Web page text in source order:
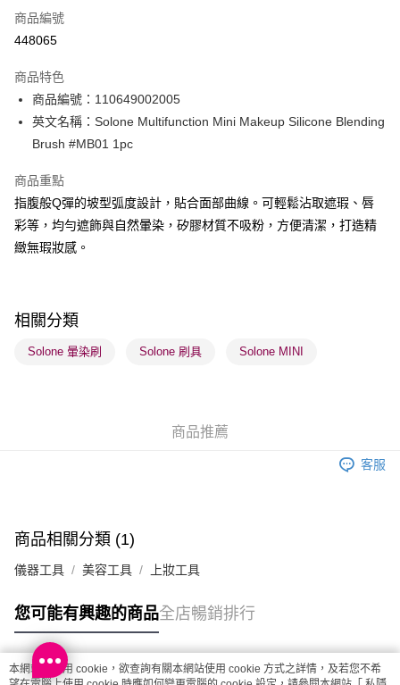
Apple Pay
PayMe
WeChat Pay
送貨方式
順豐自助櫃 - 確認發貨後1-3個工作天送達
每筆HK$65.00，滿HK$300.00或以上免運費
每筆HK$65.00，滿HK$300.00或以上免運費
確認發貨後1-3 工作天送達，訂單將隨機分配至SF順豐速運或京東
(香港門市) 只顯示可選門市。確認發貨後2-5個工作天到店，3天內
取。逾期會取消訂單，並不會安排重寄
商品編號
448065
商品特色
商品編號：110649002005
英文名稱：Solone Multifunction Mini Makeup Silicone Blending
Brush #MB01 1pc
商品重點
指腹般Q彈的坡型弧度設計，貼合面部曲線。可輕鬆沾取遮瑕、唇
彩等，均勻遮飾與自然暈染，矽膠材質不吸粉，方便清潔，打造精
緻無瑕妝感。
相關分類
Solone 暈染刷 Solone 刷具 Solone MINI
商品推薦
客服
商品相關分類 (1)
儀器工具 美容工具 上妝工具
您可能有興趣的商品全店暢銷排行
本網站中使用 cookie，欲查詢有關本網站使用 cookie 方式之詳情，及若您不希